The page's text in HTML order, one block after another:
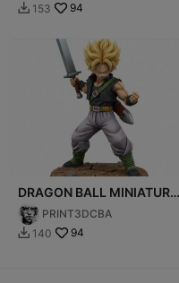
 153 94
DRAGON BALL MINIATURE
011 PRINT3DCBA
 140 94